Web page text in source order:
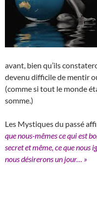
avant, bien qu’ils
devenu difficile de mentir
(comme si tout le monde
somme.)
Les Mystiques du passé
que nous-mêmes ce qui est
secret et même, ce que nous
nous désirerons un jour… »